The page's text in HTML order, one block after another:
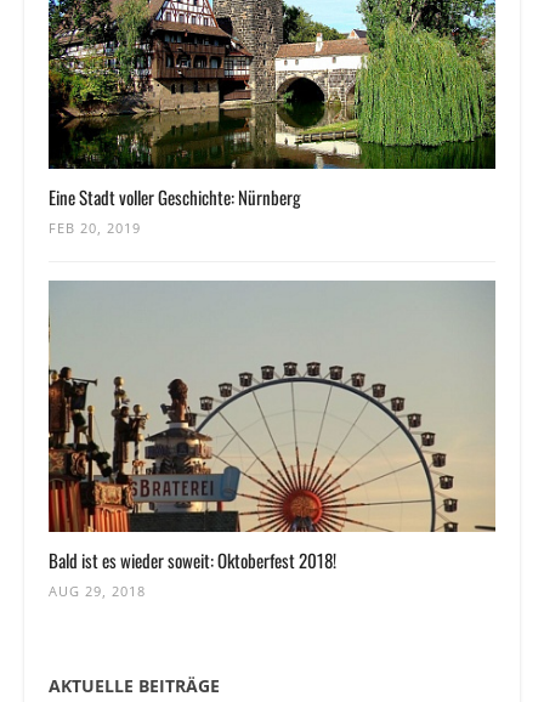
Eine Stadt voller Geschichte: Nürnberg
FEB 20, 2019
Bald ist es wieder soweit: Oktoberfest 2018!
AUG 29, 2018
AKTUELLE BEITRÄGE